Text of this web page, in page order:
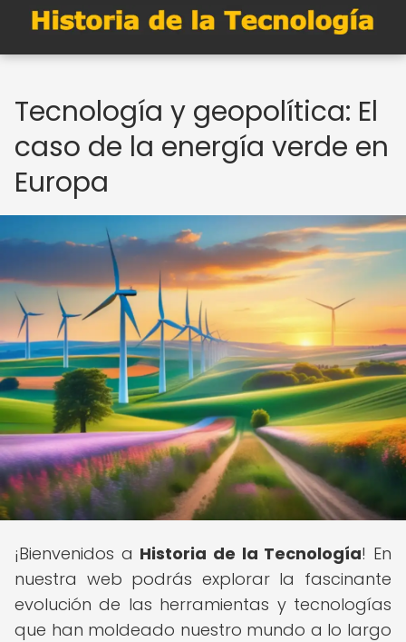
Tecnología y geopolítica: El
caso de la energía verde en
Europa
¡Bienvenidos a Historia de la Tecnología! En
nuestra web podrás explorar la fascinante
evolución de las herramientas y tecnologías
que han moldeado nuestro mundo a lo largo